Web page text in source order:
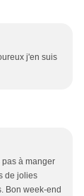
j'en suis
pas à manger
de jolies
Bon week-end